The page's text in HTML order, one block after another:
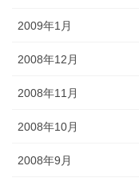
2009年1月
2008年12月
2008年11月
2008年10月
2008年9月